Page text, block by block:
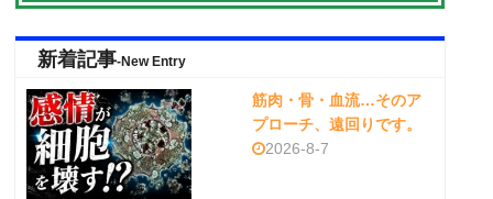
新着記事-New Entry
筋肉・骨・血流…そのア
プローチ、遠回りです。
2026-8-7